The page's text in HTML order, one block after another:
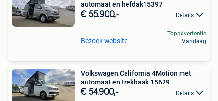
automaat en hefdak15397
€ 55.900,- Details
Bezoek website
Topadvertentie
Vandaag
Volkswagen California 4Motion met
automaat en trekhaak 15629
€ 54.900,- Details